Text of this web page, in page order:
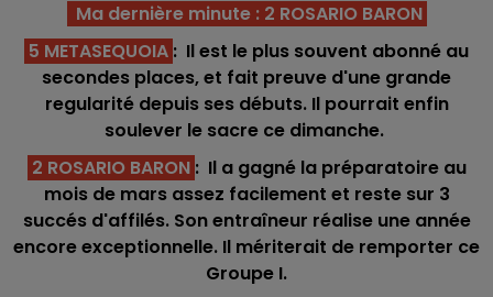
Ma dernière minute : 2 ROSARIO BARON
5 METASEQUOIA : Il est le plus souvent abonné au
secondes places, et fait preuve d'une grande
regularité depuis ses débuts. Il pourrait enfin
soulever le sacre ce dimanche.
2 ROSARIO BARON : Il a gagné la préparatoire au
mois de mars assez facilement et reste sur 3
succés d'affilés. Son entraîneur réalise une année
encore exceptionnelle. Il mériterait de remporter ce
Groupe I.